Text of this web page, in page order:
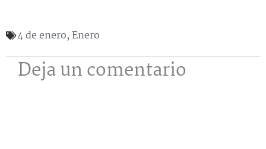
4 de enero,Enero
Deja un comentario